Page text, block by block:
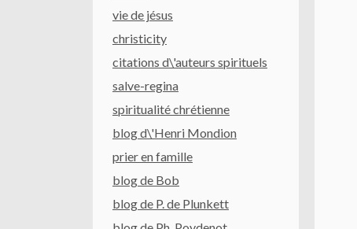
vie de jésus
christicity
citations d\'auteurs spirituels
salve-regina
spiritualité chrétienne
blog d\'Henri Mondion
prier en famille
blog de Bob
blog de P. de Plunkett